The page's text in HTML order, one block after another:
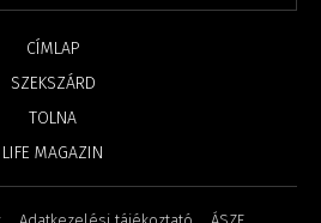
CÍMLAP
SZEKSZÁRD
TOLNA
LIFE MAGAZIN